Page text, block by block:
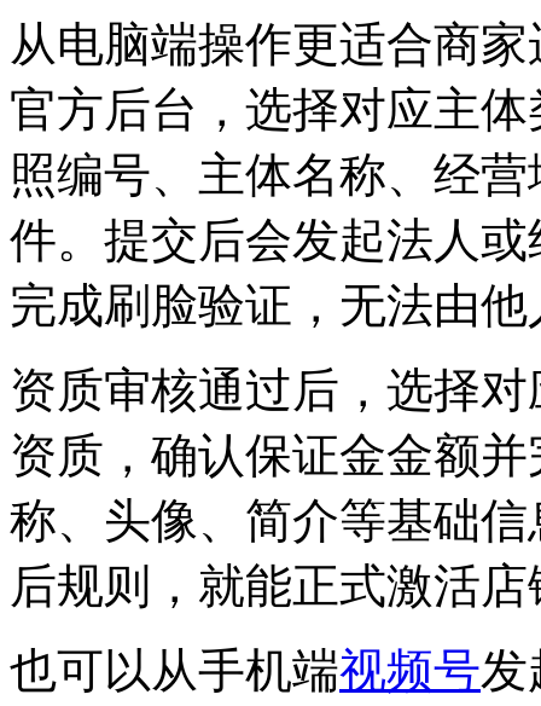
从电脑端操作更适合商
官方后台，选择对应主
照编号、主体名称、经
件。提交后会发起法人
完成刷脸验证，无法由
资质审核通过后，选择
资质，确认保证金金额
称、头像、简介等基础
后规则，就能正式激活
也可以从手机端视频号发